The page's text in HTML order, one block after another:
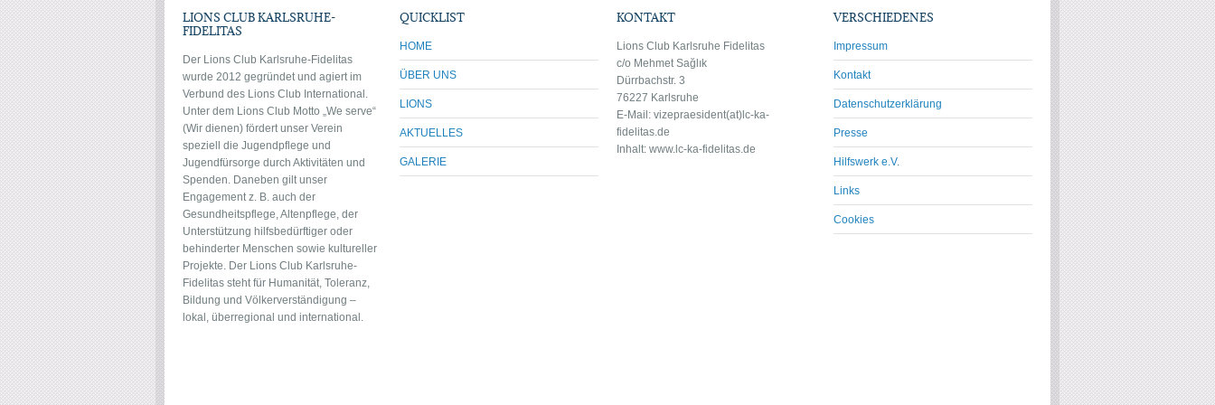
LIONS CLUB KARLSRUHE-
FIDELITAS
Der Lions Club Karlsruhe-Fidelitas
wurde 2012 gegründet und agiert im
Verbund des Lions Club International.
Unter dem Lions Club Motto „We serve“
(Wir dienen) fördert unser Verein
speziell die Jugendpflege und
Jugendfürsorge durch Aktivitäten und
Spenden. Daneben gilt unser
Engagement z. B. auch der
Gesundheitspflege, Altenpflege, der
Unterstützung hilfsbedürftiger oder
behinderter Menschen sowie kultureller
Projekte. Der Lions Club Karlsruhe-
Fidelitas steht für Humanität, Toleranz,
Bildung und Völkerverständigung –
lokal, überregional und international.
QUICKLIST
HOME
ÜBER UNS
LIONS
AKTUELLES
GALERIE
KONTAKT
Lions Club Karlsruhe Fidelitas
c/o Mehmet Sağlık
Dürrbachstr. 3
76227 Karlsruhe
E-Mail: vizepraesident(at)lc-ka-
fidelitas.de
Inhalt: www.lc-ka-fidelitas.de
VERSCHIEDENES
Impressum
Kontakt
Datenschutzerklärung
Presse
Hilfswerk e.V.
Links
Cookies